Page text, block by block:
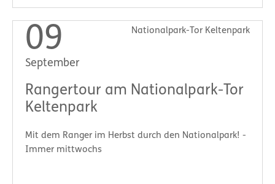
09
September
Nationalpark-Tor Keltenpark
Rangertour am Nationalpark-Tor
Keltenpark
Mit dem Ranger im Herbst durch den Nationalpark! -
Immer mittwochs